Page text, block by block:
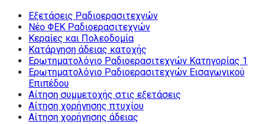
Εξετάσεις Ραδιοερασιτεχνών
Νέο ΦΕΚ Ραδιοερασιτεχνών
Κεραίες και Πολεοδομία
Κατάργηση άδειας κατοχής
Ερωτηματολόγιο Ραδιοερασιτεχνών Κατηγορίας 1
Ερωτηματολόγιο Ραδιοερασιτεχνών Εισαγωγικού
Επιπέδου
Αίτηση συμμετοχής στις εξετάσεις
Αίτηση χορήγησης πτυχίου
Αίτηση χορήγησης άδειας